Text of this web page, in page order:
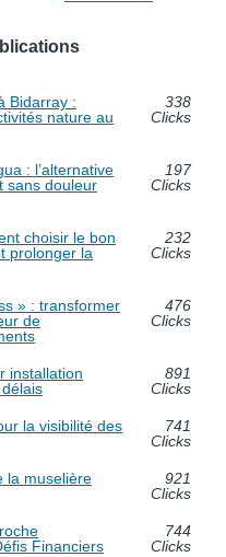
Bidarray :
nature au
338
Clicks
: l’alternative
sans douleur
197
Clicks
choisir le bon
prolonger la
232
Clicks
» : transformer
de
476
Clicks
installation
891
Clicks
la visibilité des
741
Clicks
la muselière
921
Clicks
Financiers
744
Clicks